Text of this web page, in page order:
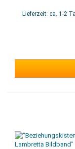
Lieferzeit: ca. 1-2